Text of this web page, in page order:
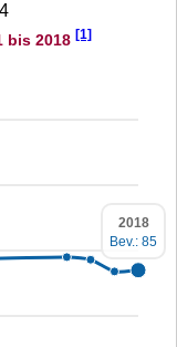
bis 2018 [1]
2018
Bev.: 85